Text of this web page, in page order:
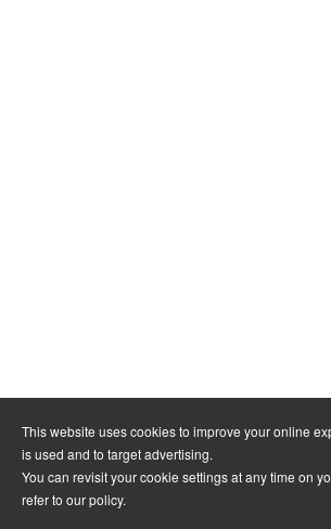
This website uses cookies to improve your online
is used and to target advertising.
You can revisit your cookie settings at any time on
refer to our policy.